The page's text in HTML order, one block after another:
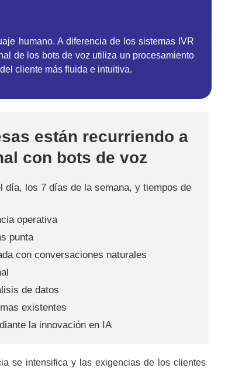
humano. A diferencia de los sistemas IVR
de los bots de voz utiliza un procesamiento
cliente más fluida e intuitiva.
están recurriendo a
con bots de voz
día, los 7 días de la semana, y tiempos de
operativa
punta
con conversaciones naturales
de datos
existentes
la innovación en IA
se intensifica y las exigencias de los clientes